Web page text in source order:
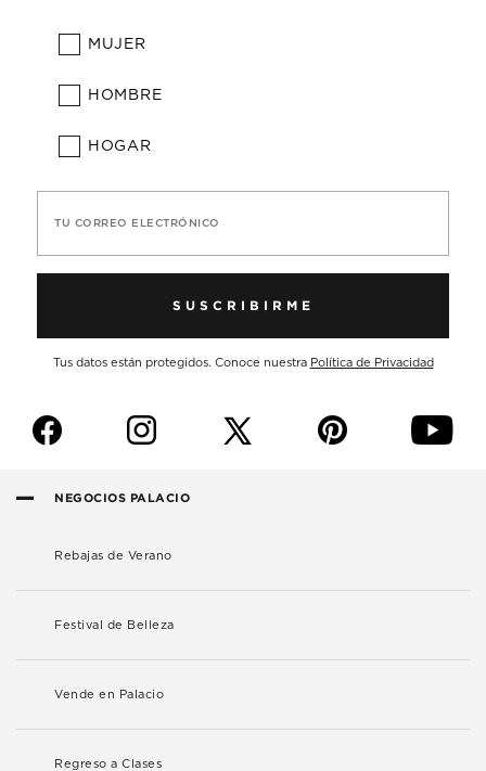
MUJER
HOMBRE
HOGAR
TU CORREO ELECTRÓNICO
SUSCRIBIRME
Tus datos están protegidos. Conoce nuestra Política de Privacidad
f i p y
NEGOCIOS PALACIO
Rebajas de Verano
Festival de Belleza
Vende en Palacio
Regreso a Clases